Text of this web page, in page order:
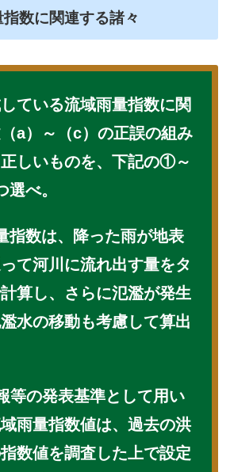
数に関連する諸々
ている流域雨量指数に関
a）～（c）の正誤の組み
しいものを、下記の①～
べ。
指数は、降った雨が地表
て河川に流れ出す量をタ
算し、さらに氾濫が発生
水の移動も考慮して算出
等の発表基準として用い
雨量指数値は、過去の洪
数値を調査した上で設定